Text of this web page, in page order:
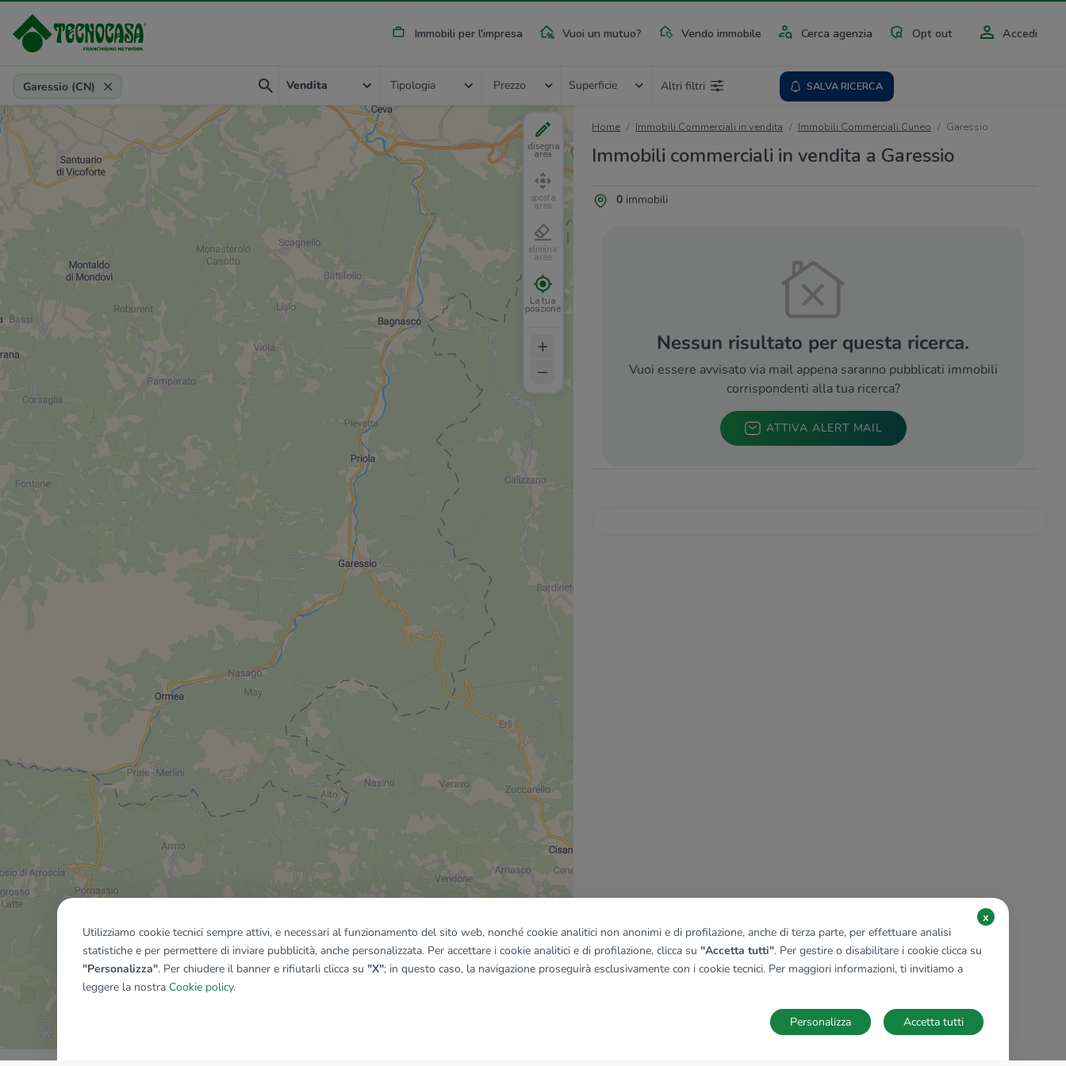
Immobili per l'impresa Vuoi un mutuo? Vendo immobile Cerca agenzia Opt out Accedi
Provincia, comune, zona, riferimento
Garessio (CN) Vendita Tipologia Prezzo Superficie Altri filtri SALVA RICERCA
Home Immobili Commerciali in vendita Immobili Commerciali Cuneo Garessio
Immobili commerciali in vendita a Garessio
0immobili
Nessun risultato per questa ricerca.
Vuoi essere avvisato via mail appena saranno pubblicati immobili
corrispondenti alla tua ricerca?
ATTIVA ALERT MAIL
disegna
area
sposta
area
elimina
area
La tua
posizione
+
–
Mostra tutti gli immobili del riquadro
Utilizziamo cookie tecnici sempre attivi, e necessari al funzionamento del sito web, nonché cookie analitici non anonimi e di profilazione, anche di terza parte, per effettuare analisi
statistiche e per permettere di inviare pubblicità, anche personalizzata. Per accettare i cookie analitici e di profilazione, clicca su "Accetta tutti". Per gestire o disabilitare i cookie clicca su
"Personalizza". Per chiudere il banner e rifiutarli clicca su "X"; in questo caso, la navigazione proseguirà esclusivamente con i cookie tecnici. Per maggiori informazioni, ti invitiamo a
leggere la nostra Cookie policy.
x
Accetta tutti
Personalizza